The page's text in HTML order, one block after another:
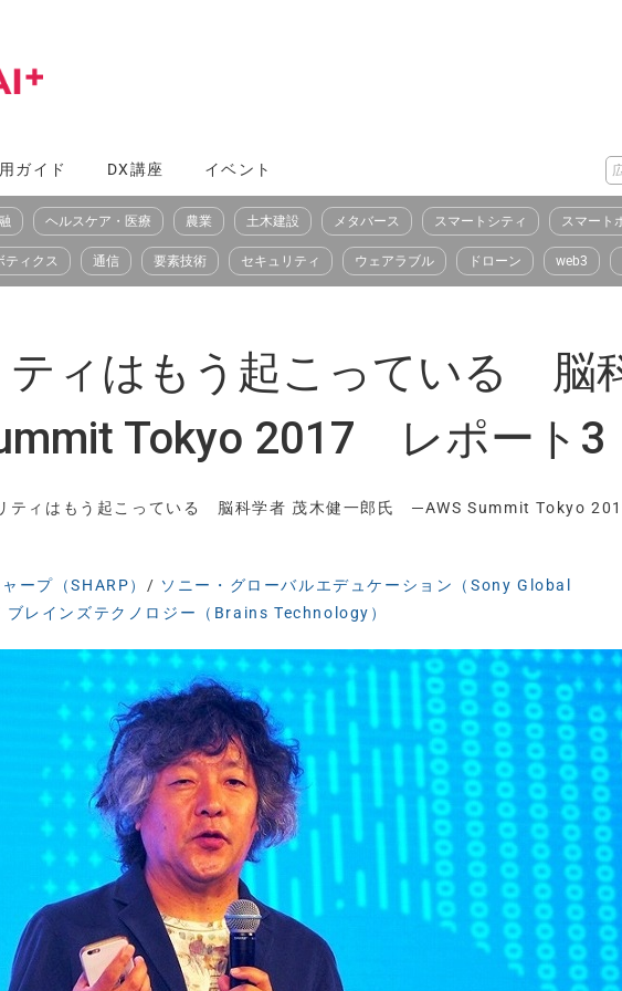
ガイド DX講座 イベント
ヘルスケア・医療 農業 土木建設 メタバース スマートシティ スマート
ティクス 通信 要素技術 セキュリティ ウェアラブル ドローン web3
ティはもう起こっている 脳
Tokyo 2017 レポート3
ティはもう起こっている 脳科学者 茂木健一郎氏 ─AWS Summit Tokyo
ープ（SHARP） / ソニー・グローバルエデュケーション（Sony Global
ブレインズテクノロジー（Brains Technology）